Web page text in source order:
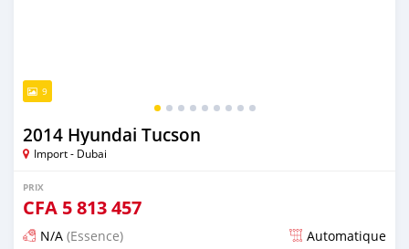
9
2014 Hyundai Tucson
Import - Dubai
PRIX
CFA 5 813 457
N/A (Essence) Automatique